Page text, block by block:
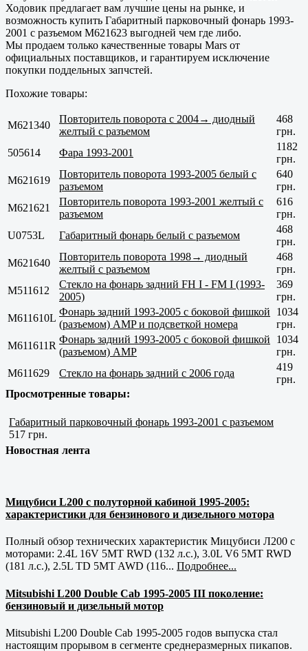
Ходовик предлагает вам лучшие цены на рынке, и
возможность купить Габаритный парковочный фонарь 1993-
2001 с разъемом M621623 выгодней чем где либо.
Мы продаем только качественные товары Mars от
официальных поставщиков, и гарантируем исключение
покупки поддельных запчстей.
Похожие товары:
M621340
Повторитель поворота с 2004→ диодный
желтый с разъемом
468
грн.
505614
Фара 1993-2001
1182
грн.
M621619
Повторитель поворота 1993-2005 белый с
разъемом
640
грн.
M621621
Повторитель поворота 1993-2001 желтый с
разъемом
616
грн.
U0753L
Габаритный фонарь белый с разъемом
468
грн.
M621640
Повторитель поворота 1998→ диодный
желтый с разъемом
468
грн.
M511612
Стекло на фонарь задний FH I - FM I (1993-
2005)
369
грн.
M611610L
Фонарь задний 1993-2005 с боковой фишкой
(разъемом) AMP и подсветкой номера
1034
грн.
M611611R
Фонарь задний 1993-2005 с боковой фишкой
(разъемом) AMP
1034
грн.
M611629
Стекло на фонарь задний с 2006 года
419
грн.
Просмотренные товары:
Габаритный парковочный фонарь 1993-2001 с разъемом
517 грн.
Новостная лента
Мицубиси L200 с полуторной кабиной 1995-2005:
характеристики для бензинового и дизельного мотора
Полный обзор технических характеристик Мицубиси Л200 с
моторами: 2.4L 16V 5MT RWD (132 л.с.), 3.0L V6 5MT RWD
(181 л.с.), 2.5L TD 5MT AWD (116... Подробнее...
Mitsubishi L200 Double Cab 1995-2005 III поколение:
бензиновый и дизельный мотор
Mitsubishi L200 Double Cab 1995-2005 годов выпуска стал
настоящим прорывом в сегменте среднеразмерных пикапов.